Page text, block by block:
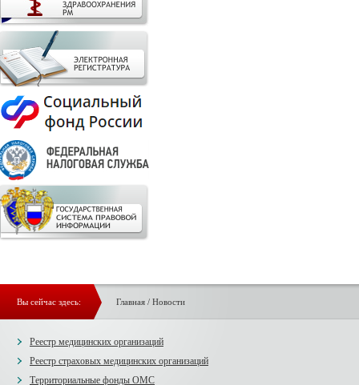
Вы сейчас здесь: Главная/ Новости
Реестр медицинских организаций
Реестр страховых медицинских организаций
Территориальные фонды ОМС